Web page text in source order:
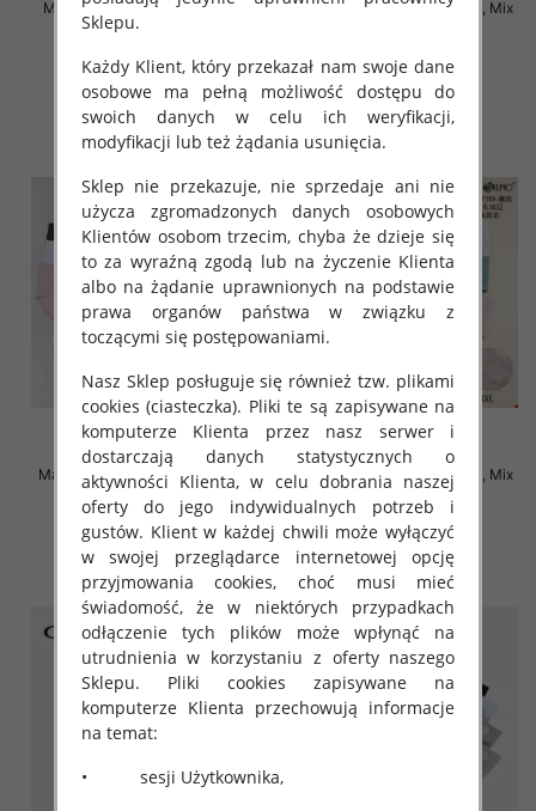
Majtki damskie Roz S-2XL, Mix
kolor Paczka 24 szt
4.50 zł
szczegóły
Majtki damskie Roz XL-4XL, Mix
6.50 zł
szczegóły
Majtki damskie Roz XL-4XL, Mix
kolor Paczka 24 szt
4.80 zł
szczegóły
Majtki damskie Roz XL-4XL, Mix
kolor Paczka 24 szt
4.70 zł
szczegóły
Sklepu.
Każdy Klient, który przekazał nam swoje dane
osobowe ma pełną możliwość dostępu do
swoich danych w celu ich weryfikacji,
modyfikacji lub też żądania usunięcia.
Sklep nie przekazuje, nie sprzedaje ani nie
użycza zgromadzonych danych osobowych
Klientów osobom trzecim, chyba że dzieje się
to za wyraźną zgodą lub na życzenie Klienta
albo na żądanie uprawnionych na podstawie
prawa organów państwa w związku z
toczącymi się postępowaniami.
Nasz Sklep posługuje się również tzw. plikami
cookies (ciasteczka). Pliki te są zapisywane na
komputerze Klienta przez nasz serwer i
dostarczają danych statystycznych o
aktywności Klienta, w celu dobrania naszej
oferty do jego indywidualnych potrzeb i
gustów. Klient w każdej chwili może wyłączyć
w swojej przeglądarce internetowej opcję
przyjmowania cookies, choć musi mieć
świadomość, że w niektórych przypadkach
odłączenie tych plików może wpłynąć na
utrudnienia w korzystaniu z oferty naszego
Sklepu. Pliki cookies zapisywane na
komputerze Klienta przechowują informacje
na temat:
• sesji Użytkownika,